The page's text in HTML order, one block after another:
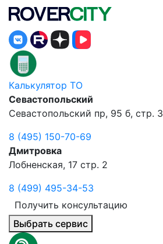
Калькулятор ТО
Севастопольский
Севастопольский пр, 95 б, стр. 3
8 (495) 150-70-69
Дмитровка
Лобненская, 17 стр. 2
8 (499) 495-34-53
Получить консультацию
Выбрать сервис